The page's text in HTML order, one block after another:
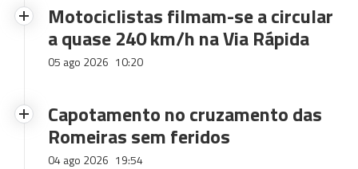
Motociclistas filmam-se a circular
a quase 240 km/h na Via Rápida
05 ago 2026 10:20
Capotamento no cruzamento das
Romeiras sem feridos
04 ago 2026 19:54